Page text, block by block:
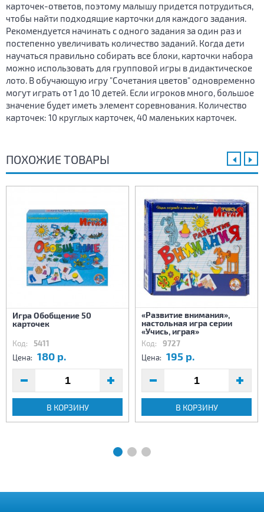
карточек-ответов, поэтому малышу придется потрудиться,
чтобы найти подходящие карточки для каждого задания.
Рекомендуется начинать с одного задания за один раз и
постепенно увеличивать количество заданий. Когда дети
научаться правильно собирать все блоки, карточки набора
можно использовать для групповой игры в дидактическое
лото. В обучающую игру "Сочетания цветов" одновременно
могут играть от 1 до 10 детей. Если игроков много, большое
значение будет иметь элемент соревнования. Количество
карточек: 10 круглых карточек, 40 маленьких карточек.
ПОХОЖИЕ ТОВАРЫ
Игра Обобщение 50
карточек
Код: 5411
Цена: 180 р.
В КОРЗИНУ
«Развитие внимания»,
настольная игра серии
«Учись, играя»
Код: 9727
Цена: 195 р.
В КОРЗИНУ